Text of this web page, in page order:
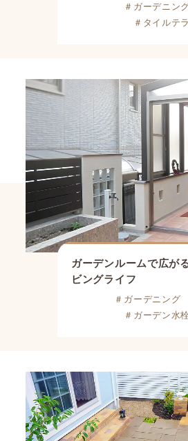
＃ガーデニン
＃タイルテ
ガーデンルームで広が
ビングライフ
＃ガーデニング
＃ガーデン水栓